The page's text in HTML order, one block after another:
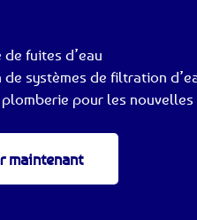
de fuites d’eau
systèmes de filtration
plomberie pour les
maintenant